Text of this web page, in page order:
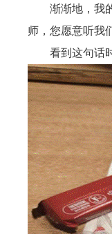
渐渐地，我
师，您愿意听我
看到这句话